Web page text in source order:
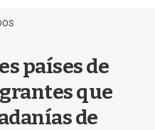
países de
que
de